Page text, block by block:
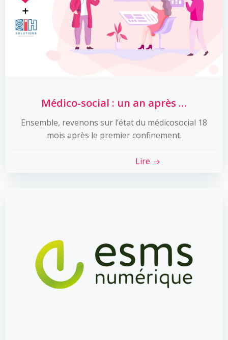
Médico-social : un an après …
Ensemble, revenons sur l’état du médicosocial 18
mois après le premier confinement.
Lire